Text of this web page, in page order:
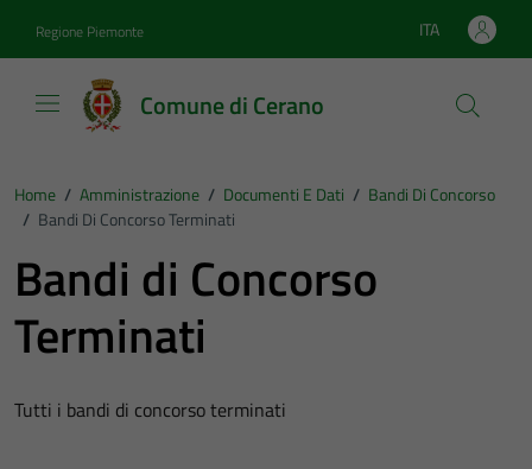
Regione Piemonte Lingua attiva:
ITA
Comune di Cerano
Home / Amministrazione / Documenti E Dati / Bandi Di Concorso
/ Bandi Di Concorso Terminati
Bandi di Concorso
Terminati
Tutti i bandi di concorso terminati